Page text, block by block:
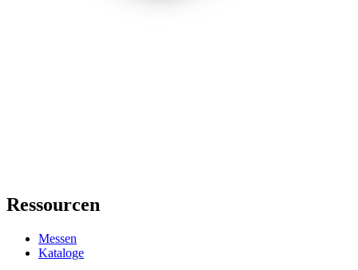
Ressourcen
Messen
Kataloge